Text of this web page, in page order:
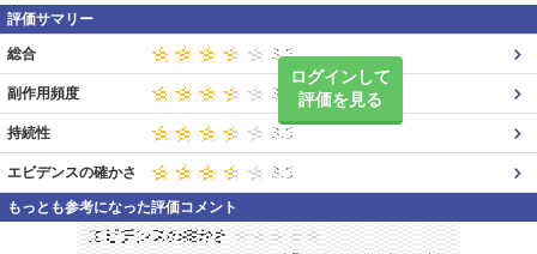
評価サマリー
ログインして
評価を見る
総合
副作用頻度
持続性
エビデンスの確かさ
もっとも参考になった評価コメント